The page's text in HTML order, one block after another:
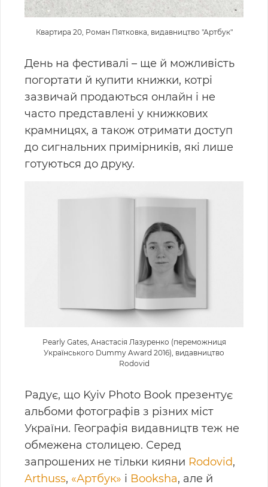
Квартира 20, Роман Пятковка, видавництво "Артбук"
День на фестивалі – ще й можливість
погортати й купити книжки, котрі
зазвичай продаються онлайн і не
часто представлені у книжкових
крамницях, а також отримати доступ
до сигнальних примірників, які лише
готуються до друку.
Pearly Gates, Анастасія Лазуренко (переможниця
Українського Dummy Award 2016), видавництво
Rodovid
Радує, що Kyiv Photo Book презентує
альбоми фотографів з різних міст
України. Географія видавництв теж не
обмежена столицею. Серед
запрошених не тільки кияни Rodovid,
Arthuss, «Артбук» і Booksha, але й